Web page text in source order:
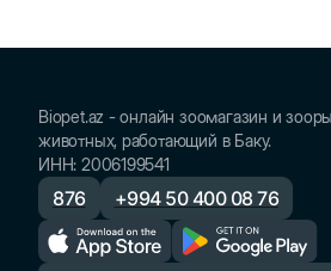
Biopet.az - онлайн зоомагазин и
животных, работающий в Баку.
ИНН: 2006199541
876 +994 50 400 08 76